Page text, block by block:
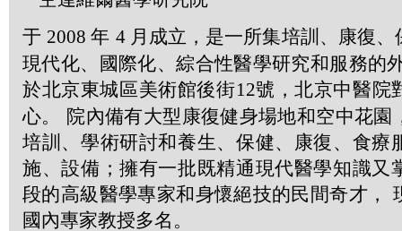
于 2008年 4 月成立，是一所集培訓、康復
現代化、國際化、綜合性醫學研究和服務的
於北京東城區美術館後街12號，北京中醫院
心。 院內備有大型康復健身場地和空中花園
培訓、學術研討和養生、保健、康復、食療
施、設備；擁有一批既精通現代醫學知識又
段的高級醫學專家和身懷絕技的民間奇才，
國內專家教授多名。